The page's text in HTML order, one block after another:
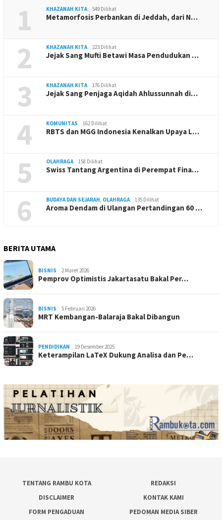
1 KHAZANAH KITA 549 Dilihat
Metamorfosis Perbankan di Jeddah, dari N…
2 KHAZANAH KITA 223 Dilihat
Jejak Sang Mufti Betawi Masa Pendudukan …
3 KHAZANAH KITA 176 Dilihat
Jejak Sang Penjaga Aqidah Ahlussunnah di…
4 KOMUNITAS 162 Dilihat
RBTS dan MGG Indonesia Kenalkan Upaya L…
5 OLAHRAGA 158 Dilihat
Swiss Tantang Argentina di Perempat Fina…
6 BUDAYA DAN SEJARAH OLAHRAGA 135 Dilihat
Aroma Dendam di Ulangan Pertandingan 60 …
BERITA UTAMA
BISNIS 2 Maret 2026
Pemprov Optimistis Jakartasatu Bakal Per…
BISNIS 5 Februari 2026
MRT Kembangan-Balaraja Bakal Dibangun
PENDIDIKAN 19 Desember 2025
Keterampilan LaTeX Dukung Analisa dan Pe…
TENTANG RAMBU KOTA
REDAKSI
DISCLAIMER
KONTAK KAMI
FORM PENGADUAN
PEDOMAN MEDIA SIBER